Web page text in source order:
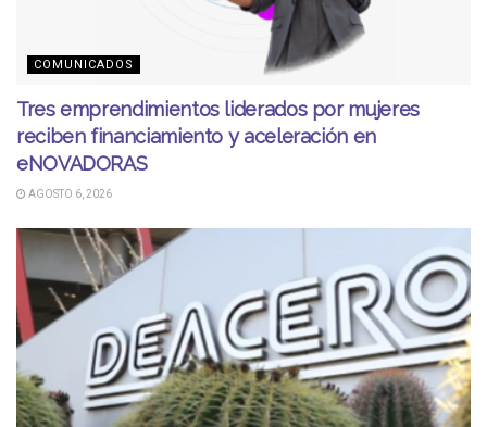
COMUNICADOS
Tres emprendimientos liderados por mujeres
reciben financiamiento y aceleración en
eNOVADORAS
AGOSTO 6, 2026